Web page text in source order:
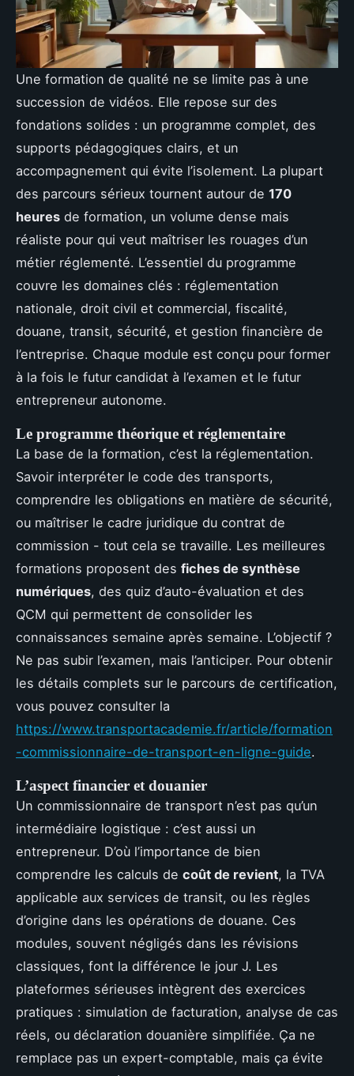
Une formation de qualité ne se limite pas à une
succession de vidéos. Elle repose sur des
fondations solides : un programme complet, des
supports pédagogiques clairs, et un
accompagnement qui évite l’isolement. La plupart
des parcours sérieux tournent autour de 170
heures de formation, un volume dense mais
réaliste pour qui veut maîtriser les rouages d’un
métier réglementé. L’essentiel du programme
couvre les domaines clés : réglementation
nationale, droit civil et commercial, fiscalité,
douane, transit, sécurité, et gestion financière de
l’entreprise. Chaque module est conçu pour former
à la fois le futur candidat à l’examen et le futur
entrepreneur autonome.
Le programme théorique et réglementaire
La base de la formation, c’est la réglementation.
Savoir interpréter le code des transports,
comprendre les obligations en matière de sécurité,
ou maîtriser le cadre juridique du contrat de
commission - tout cela se travaille. Les meilleures
formations proposent des fiches de synthèse
numériques, des quiz d’auto-évaluation et des
QCM qui permettent de consolider les
connaissances semaine après semaine. L’objectif ?
Ne pas subir l’examen, mais l’anticiper. Pour obtenir
les détails complets sur le parcours de certification,
vous pouvez consulter la
https://www.transportacademie.fr/article/formation
-commissionnaire-de-transport-en-ligne-guide.
L’aspect financier et douanier
Un commissionnaire de transport n’est pas qu’un
intermédiaire logistique : c’est aussi un
entrepreneur. D’où l’importance de bien
comprendre les calculs de coût de revient, la TVA
applicable aux services de transit, ou les règles
d’origine dans les opérations de douane. Ces
modules, souvent négligés dans les révisions
classiques, font la différence le jour J. Les
plateformes sérieuses intègrent des exercices
pratiques : simulation de facturation, analyse de cas
réels, ou déclaration douanière simplifiée. Ça ne
remplace pas un expert-comptable, mais ça évite